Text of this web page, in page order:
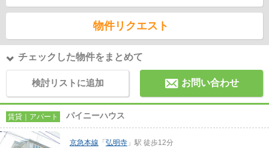
物件リクエスト
チェックした物件をまとめて
検討リストに追加 お問い合わせ
賃貸｜アパート パイニーハウス
京急本線 「 弘明寺 」駅 徒歩12分